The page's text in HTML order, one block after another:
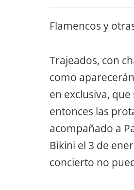
Flamencos y
Trajeados, con
como
en exclusiva, que
entonces las
acompañado a
Bikini el 3 de
concierto no